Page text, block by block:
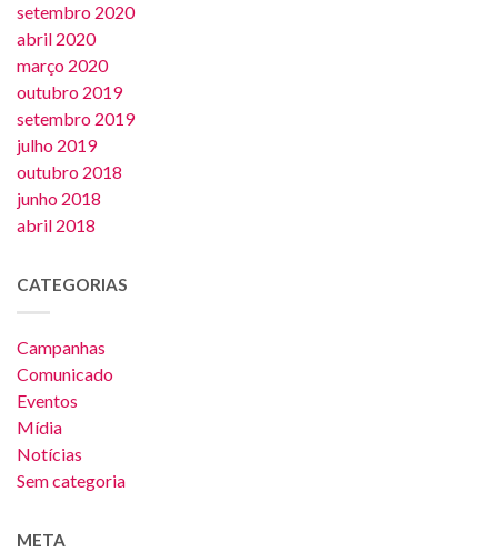
setembro 2020
abril 2020
março 2020
outubro 2019
setembro 2019
julho 2019
outubro 2018
junho 2018
abril 2018
CATEGORIAS
Campanhas
Comunicado
Eventos
Mídia
Notícias
Sem categoria
META